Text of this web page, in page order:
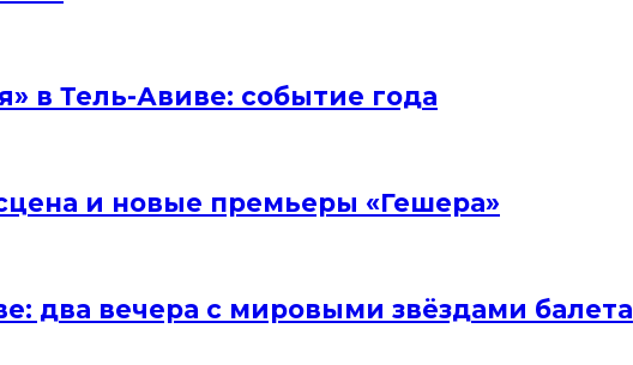
в Тель-Авиве: событие года
и новые премьеры «Гешера»
два вечера с мировыми звёздами балета